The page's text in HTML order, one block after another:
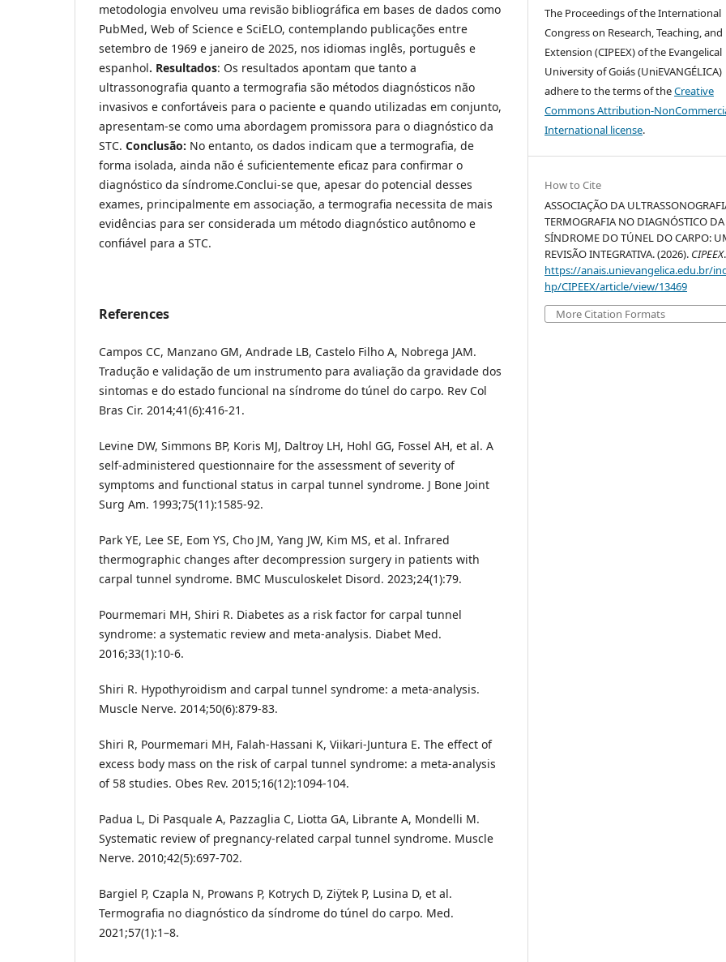
metodologia envolveu uma revisão bibliográfica em bases de dados como
PubMed, Web of Science e SciELO, contemplando publicações entre
setembro de 1969 e janeiro de 2025, nos idiomas inglês, português e
espanhol. Resultados: Os resultados apontam que tanto a
ultrassonografia quanto a termografia são métodos diagnósticos não
invasivos e confortáveis para o paciente e quando utilizadas em conjunto,
apresentam-se como uma abordagem promissora para o diagnóstico da
STC. Conclusão: No entanto, os dados indicam que a termografia, de
forma isolada, ainda não é suficientemente eficaz para confirmar o
diagnóstico da síndrome.Conclui-se que, apesar do potencial desses
exames, principalmente em associação, a termografia necessita de mais
evidências para ser considerada um método diagnóstico autônomo e
confiável para a STC.
References
Campos CC, Manzano GM, Andrade LB, Castelo Filho A, Nobrega JAM.
Tradução e validação de um instrumento para avaliação da gravidade dos
sintomas e do estado funcional na síndrome do túnel do carpo. Rev Col
Bras Cir. 2014;41(6):416-21.
Levine DW, Simmons BP, Koris MJ, Daltroy LH, Hohl GG, Fossel AH, et al. A
self-administered questionnaire for the assessment of severity of
symptoms and functional status in carpal tunnel syndrome. J Bone Joint
Surg Am. 1993;75(11):1585-92.
Park YE, Lee SE, Eom YS, Cho JM, Yang JW, Kim MS, et al. Infrared
thermographic changes after decompression surgery in patients with
carpal tunnel syndrome. BMC Musculoskelet Disord. 2023;24(1):79.
Pourmemari MH, Shiri R. Diabetes as a risk factor for carpal tunnel
syndrome: a systematic review and meta-analysis. Diabet Med.
2016;33(1):10-6.
Shiri R. Hypothyroidism and carpal tunnel syndrome: a meta-analysis.
Muscle Nerve. 2014;50(6):879-83.
Shiri R, Pourmemari MH, Falah-Hassani K, Viikari-Juntura E. The effect of
excess body mass on the risk of carpal tunnel syndrome: a meta-analysis
of 58 studies. Obes Rev. 2015;16(12):1094-104.
Padua L, Di Pasquale A, Pazzaglia C, Liotta GA, Librante A, Mondelli M.
Systematic review of pregnancy-related carpal tunnel syndrome. Muscle
Nerve. 2010;42(5):697-702.
Bargiel P, Czapla N, Prowans P, Kotrych D, Ziÿtek P, Lusina D, et al.
Termografia no diagnóstico da síndrome do túnel do carpo. Med.
2021;57(1):1–8.
The Proceedings of the International
Congress on Research, Teaching, and
Extension (CIPEEX) of the Evangelical
University of Goiás (UniEVANGÉLICA)
adhere to the terms of theCreative
Commons Attribution-
International license.
How to Cite
ASSOCIAÇÃO DA
TERMOGRAFIA NO DIAGNÓSTICO DA
SÍNDROME DO TÚNEL DO CARPO:
REVISÃO INTEGRATIVA. (2026). CIPEEX.
https://anais.unievangelica.edu.br/
hp/CIPEEX/article/view/13469
More Citation Formats